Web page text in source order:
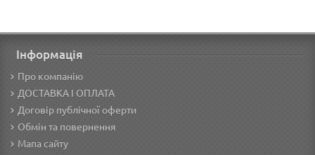
Інформація
Про компанію
ДОСТАВКА І ОПЛАТА
Договір публічної оферти
Обмін та повернення
Мапа сайту